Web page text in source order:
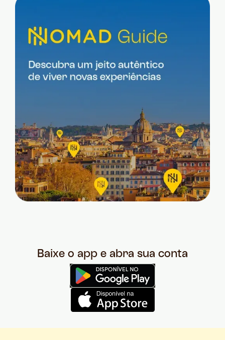
Baixe o app e abra sua conta